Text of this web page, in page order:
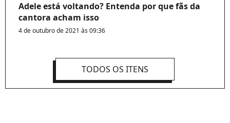
Adele está voltando? Entenda por que fãs da
cantora acham isso
4 de outubro de 2021 às 09:36
TODOS OS ITENS